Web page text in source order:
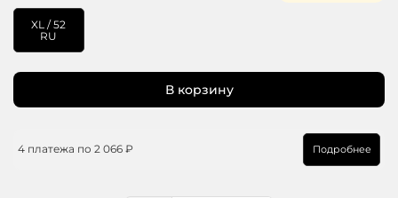
В корзину
4 платежа по 2 066 ₽ Подробнее
XL / 52
RU